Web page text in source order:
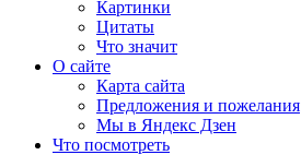
Картинки
Цитаты
Что значит
О сайте
Карта сайта
Предложения и пожелания
Мы в Яндекс Дзен
Что посмотреть